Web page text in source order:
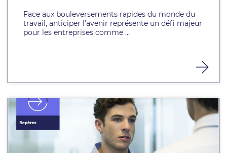
Face aux bouleversements rapides du monde du
travail, anticiper l’avenir représente un défi majeur
pour les entreprises comme ...